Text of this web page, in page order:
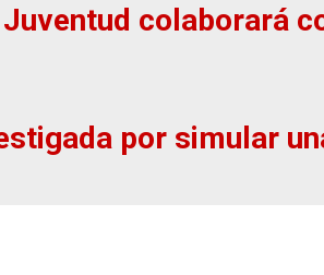
colaborará
por simular